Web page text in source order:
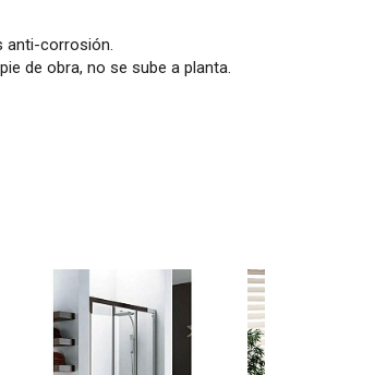
anti-corrosión.
de obra, no se sube a planta.